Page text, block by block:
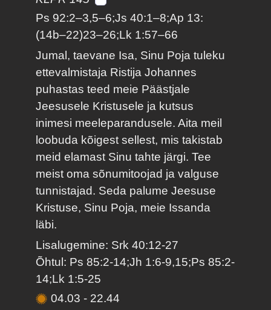
Ps 92:2–3,5–6;Js 40:1–8;Ap 13:
(14b–22)23–26;Lk 1:57–66
Jumal, taevane Isa, Sinu Poja tuleku
ettevalmistaja Ristija Johannes
puhastas teed meie Päästjale
Jeesusele Kristusele ja kutsus
inimesi meeleparandusele. Aita meil
loobuda kõigest sellest, mis takistab
meid elamast Sinu tahte järgi. Tee
meist oma sõnumitoojad ja valguse
tunnistajad. Seda palume Jeesuse
Kristuse, Sinu Poja, meie Issanda
läbi.
Lisalugemine: Srk 40:12-27
Õhtul: Ps 85:2-14;Jh 1:6-9,15;Ps 85:2-
14;Lk 1:5-25
04.03- 22.44